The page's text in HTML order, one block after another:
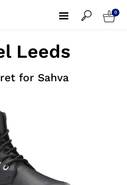
0
Leeds
for Sahva